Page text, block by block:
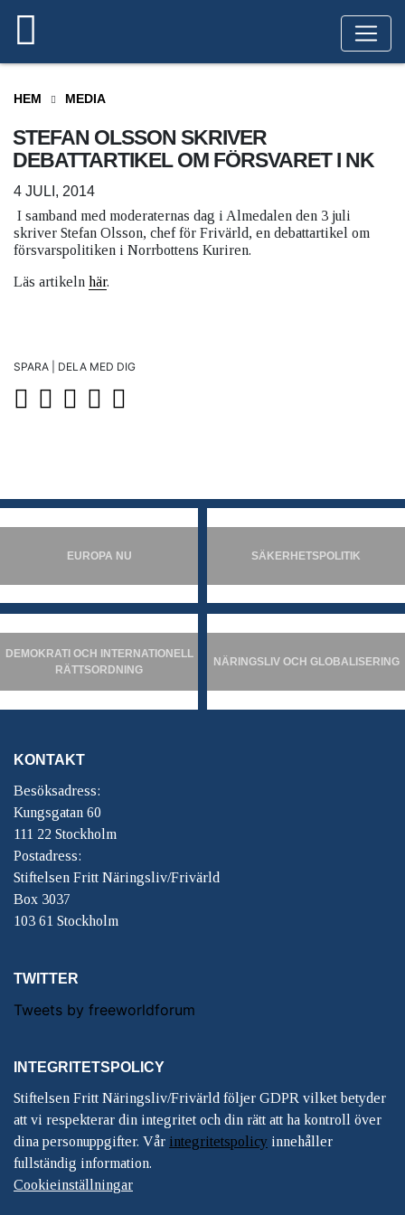
HEM MEDIA
STEFAN OLSSON SKRIVER
DEBATTARTIKEL OM FÖRSVARET I NK
4 JULI, 2014
I samband med moderaternas dag i Almedalen den 3 juli
skriver Stefan Olsson, chef för Frivärld, en debattartikel om
försvarspolitiken i Norrbottens Kuriren.
Läs artikeln här.
SPARA | DELA MED DIG
EUROPA NU SÄKERHETSPOLITIK
DEMOKRATI OCH INTERNATIONELL
RÄTTSORDNING
NÄRINGSLIV OCH GLOBALISERING
KONTAKT
Besöksadress:
Kungsgatan 60
111 22 Stockholm
Postadress:
Stiftelsen Fritt Näringsliv/Frivärld
Box 3037
103 61 Stockholm
TWITTER
Tweets by freeworldforum
INTEGRITETSPOLICY
Stiftelsen Fritt Näringsliv/Frivärld följer GDPR vilket betyder
att vi respekterar din integritet och din rätt att ha kontroll över
dina personuppgifter. Vår integritetspolicy innehåller
fullständig information.
Cookieinställningar